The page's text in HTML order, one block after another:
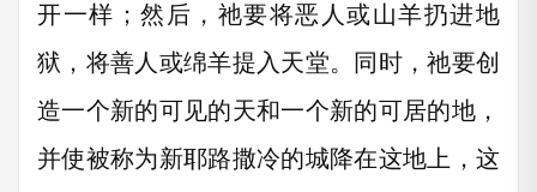
开一样；然后，祂要将恶人或山羊扔进地
狱，将善人或绵羊提入天堂。同时，祂要创
造一个新的可见的天和一个新的可居的地，
并使被称为新耶路撒冷的城降在这地上，这